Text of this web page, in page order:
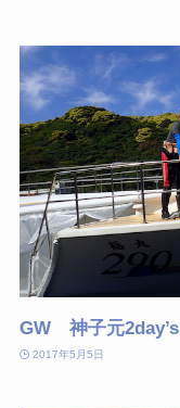
GW 神子元2day’s
2017年5月5日